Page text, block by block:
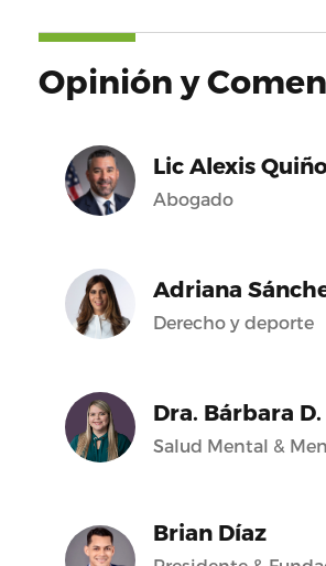
Opinión y
Lic Alexis
Abogado
Adriana
Derecho y deporte
Dra. Bárbara
Salud Mental &
Brian Díaz